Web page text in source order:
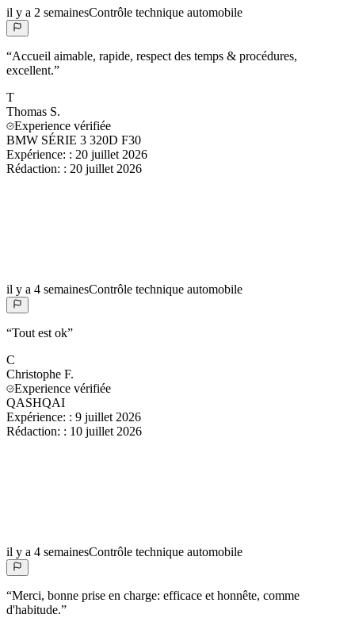
il y a 2 semainesContrôle technique automobile
“Accueil aimable, rapide, respect des temps & procédures,
excellent.”
T
Thomas S.
Experience vérifiée
BMW SÉRIE 3 320D F30
Expérience: : 20 juillet 2026
Rédaction: : 20 juillet 2026
il y a 4 semainesContrôle technique automobile
“Tout est ok”
C
Christophe F.
Experience vérifiée
QASHQAI
Expérience: : 9 juillet 2026
Rédaction: : 10 juillet 2026
il y a 4 semainesContrôle technique automobile
“Merci, bonne prise en charge: efficace et honnête, comme
d'habitude.”